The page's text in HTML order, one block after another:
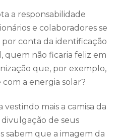
a responsabilidade
e colaboradores se
conta da identificação
quem não ficaria feliz em
que, por exemplo,
a energia solar?
vestindo mais a camisa da
de seus
sabem que a imagem da